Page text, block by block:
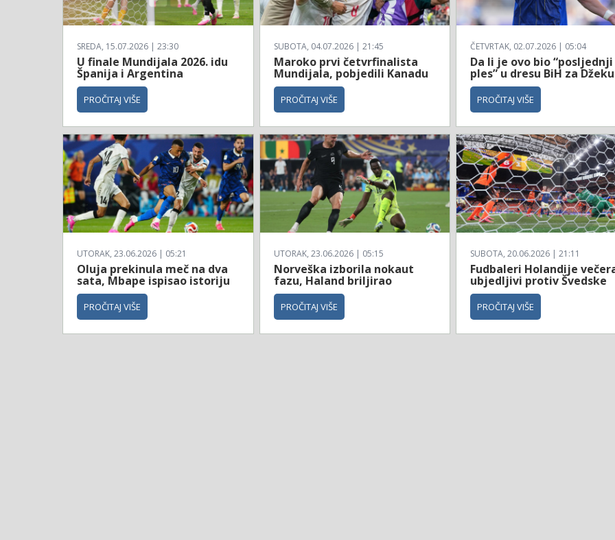
SREDA, 15.07.2026 | 23:30
U finale Mundijala 2026. idu
Španija i Argentina
PROČITAJ VIŠE
SUBOTA, 04.07.2026 | 21:45
Maroko prvi četvrfinalista
Mundijala, pobjedili Kanadu
PROČITAJ VIŠE
ČETVRTAK, 02.07.2026 | 05:04
Da li je ovo bio “posljednji
ples” u dresu BiH za Džeku
PROČITAJ VIŠE
UTORAK, 23.06.2026 | 05:21
Oluja prekinula meč na dva
sata, Mbape ispisao istoriju
PROČITAJ VIŠE
UTORAK, 23.06.2026 | 05:15
Norveška izborila nokaut
fazu, Haland briljirao
PROČITAJ VIŠE
SUBOTA, 20.06.2026 | 21:11
Fudbaleri Holandije
ubjedljivi protiv Švedske
PROČITAJ VIŠE